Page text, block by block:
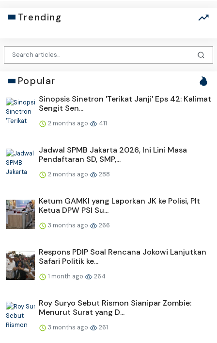
Trending
Popular
Sinopsis Sinetron 'Terikat Janji' Eps 42: Kalimat
Sengit Sen...
2 months ago 411
Jadwal SPMB Jakarta 2026, Ini Lini Masa
Pendaftaran SD, SMP,...
2 months ago 288
Ketum GAMKI yang Laporkan JK ke Polisi, Plt
Ketua DPW PSI Su...
3 months ago 266
Respons PDIP Soal Rencana Jokowi Lanjutkan
Safari Politik ke...
1 month ago 264
Roy Suryo Sebut Rismon Sianipar Zombie:
Menurut Surat yang D...
3 months ago 261